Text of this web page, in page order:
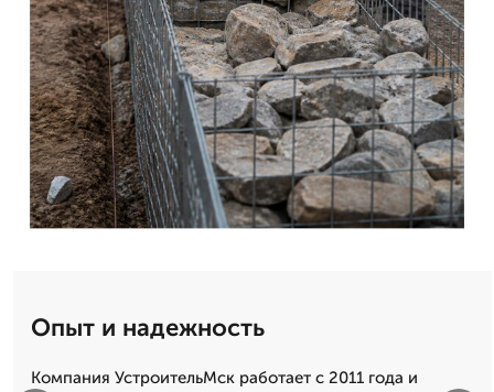
Опыт и надежность
Компания УстроительМск работает с 2011 года и